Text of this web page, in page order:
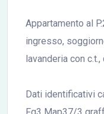
Appartamento al
ingresso,
lavanderia con
Dati identificativi